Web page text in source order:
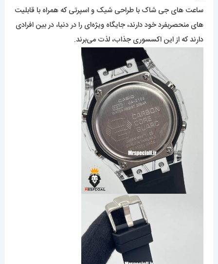
ساعت های جی شاک با طراحی شیک و اسپرتی که همراه با قابلیت
های منحصربفرد خود دارند، جایگاه ویژه‌ای را در دنیا، در بین افرادی
دارند که از این اکسسوری جذاب، لذت می‌برند.